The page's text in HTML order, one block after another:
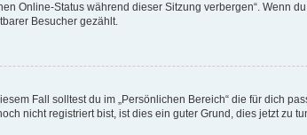
Online-Status während dieser Sitzung verbergen“. Wenn
Besucher gezählt.
Fall solltest du im „Persönlichen Bereich“ die für dich
nicht registriert bist, ist dies ein guter Grund, dies jetzt zu